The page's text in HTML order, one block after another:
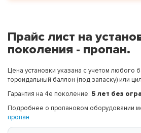
Прайс лист на
поколения - пропан.
Цена установки указана с учетом любого
тороидальный баллон (под запаску) или
Гарантия на 4е поколение: 5 лет без
Подробнее о пропановом оборудовании
пропан